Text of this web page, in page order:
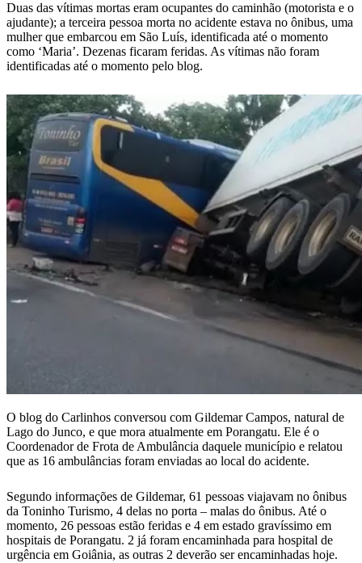
Duas das vítimas mortas eram ocupantes do caminhão (motorista e o
ajudante); a terceira pessoa morta no acidente estava no ônibus, uma
mulher que embarcou em São Luís, identificada até o momento
como ‘Maria’. Dezenas ficaram feridas. As vítimas não foram
identificadas até o momento pelo blog.
O blog do Carlinhos conversou com Gildemar Campos, natural de
Lago do Junco, e que mora atualmente em Porangatu. Ele é o
Coordenador de Frota de Ambulância daquele município e relatou
que as 16 ambulâncias foram enviadas ao local do acidente.
Segundo informações de Gildemar, 61 pessoas viajavam no ônibus
da Toninho Turismo, 4 delas no porta – malas do ônibus. Até o
momento, 26 pessoas estão feridas e 4 em estado gravíssimo em
hospitais de Porangatu. 2 já foram encaminhada para hospital de
urgência em Goiânia, as outras 2 deverão ser encaminhadas hoje.